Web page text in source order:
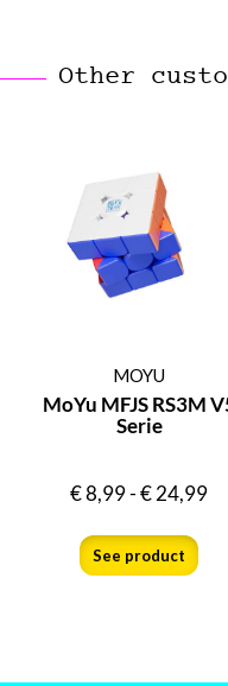
Other
MOYU
MoYu MFJS RS3M
Serie
€8,99-€24,99
See product